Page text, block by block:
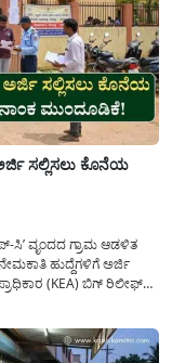
ಸಲ್ಲಿಸಲು ಕೊನೆಯ
ಸಿ’ ವೃಂದದ ಗ್ರಾಮ ಆಡಳಿತ
ಹುದ್ದೆಗಳಿಗೆ ಅರ್ಜಿ
(KEA) ಬಿಗ್ ರಿಲೀಫ್